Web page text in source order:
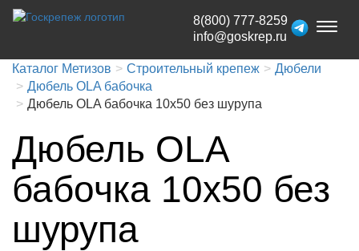
Toggle
8(800) 777-8259
info@goskrep.ru
Каталог Метизов Строительный крепеж
Дюбели
Дюбель OLA бабочка
Дюбель OLA бабочка 10x50 без шурупа
Дюбель OLA
бабочка 10x50 без
шурупа